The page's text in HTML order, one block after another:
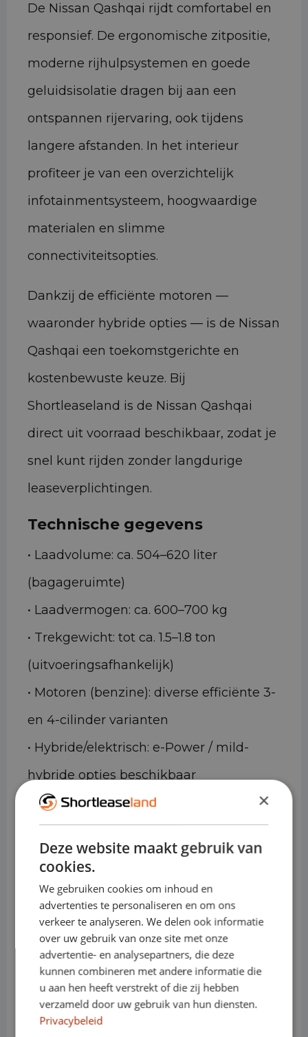
De Nissan Qashqai rijdt comfortabel en
responsief. De ergonomische zitpositie,
moderne rijhulpsystemen en goede
geluidsisolatie dragen bij aan een
ontspannen rijervaring, ook tijdens
langere afstanden. In het interieur
profiteer je van een overzichtelijk
infotainmentsysteem, hoogwaardige
materialen en slimme
connectiviteitsopties.
Dankzij de efficiënte motoren —
waaronder hybride opties — is de Nissan
Qashqai een toekomstgerichte en
kostenbewuste keuze. Bij
Shortleaseland is de Nissan Qashqai
direct uit voorraad beschikbaar, zodat je
snel kunt rijden zonder langdurige
leaseverplichtingen.
Technische gegevens
• Laadvolume: ca. 504–620 liter
(bagageruimte)
• Laadvermogen: ca. 600–700 kg
• Trekgewicht: tot ca. 1.5–1.8 ton
(uitvoeringsafhankelijk)
• Motoren (benzine): diverse efficiënte 3-
en 4-cilinder varianten
• Hybride/elektrisch: e-Power / mild-
hybride opties beschikbaar
(markt-/uitvoering afhankelijk)
• Transmissie: handgeschakeld of
automaat
• Varianten: SUV / 5-deurs
• Cabines: Personenauto
Waarom de Nissan Qashqai
ideaal is voor shortlease
• Direct inzetbaar voor tijdelijke
projecten of uitbreiding van capaciteit
×
Deze website maakt gebruik van
cookies.
We gebruiken cookies om inhoud en
advertenties te personaliseren en om ons
verkeer te analyseren. We delen ook informatie
over uw gebruik van onze site met onze
advertentie- en analysepartners, die deze
kunnen combineren met andere informatie die
u aan hen heeft verstrekt of die zij hebben
verzameld door uw gebruik van hun diensten.
Privacybeleid